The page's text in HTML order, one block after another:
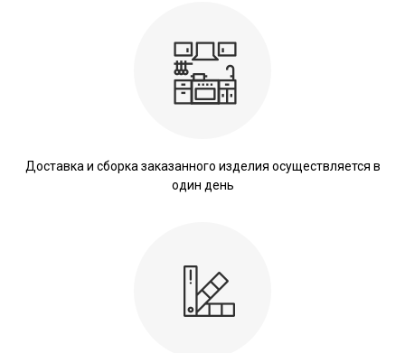
Доставка и сборка заказанного изделия осуществляется в
один день